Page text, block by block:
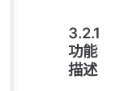
3.2.1
功能
描述